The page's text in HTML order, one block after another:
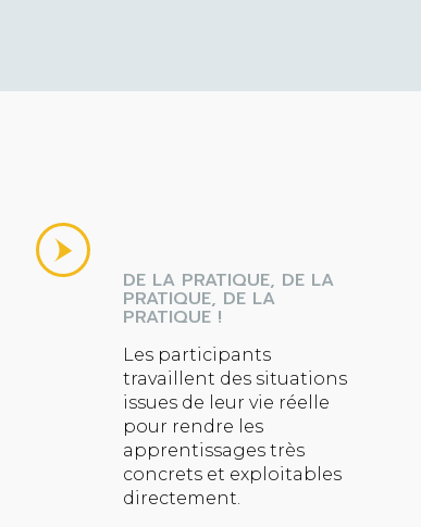
DE LA PRATIQUE, DE LA
PRATIQUE, DE LA
PRATIQUE !
Les participants
travaillent des situations
issues de leur vie réelle
pour rendre les
apprentissages très
concrets et exploitables
directement.